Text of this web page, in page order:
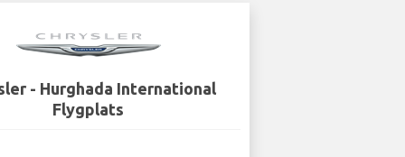
- Hurghada International
Flygplats